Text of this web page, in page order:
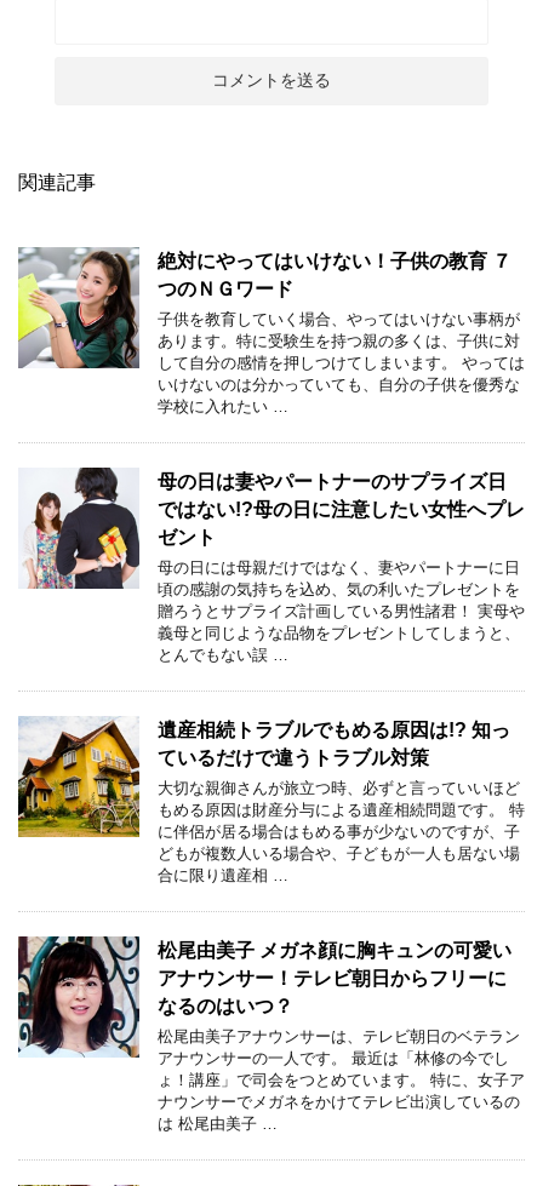
関連記事
絶対にやってはいけない！子供の教育 ７
つのＮＧワード
子供を教育していく場合、やってはいけない事柄が
あります。特に受験生を持つ親の多くは、子供に対
して自分の感情を押しつけてしまいます。 やっては
いけないのは分かっていても、自分の子供を優秀な
学校に入れたい …
母の日は妻やパートナーのサプライズ日
ではない!?母の日に注意したい女性へプレ
ゼント
母の日には母親だけではなく、妻やパートナーに日
頃の感謝の気持ちを込め、気の利いたプレゼントを
贈ろうとサプライズ計画している男性諸君！ 実母や
義母と同じような品物をプレゼントしてしまうと、
とんでもない誤 …
遺産相続トラブルでもめる原因は!? 知っ
ているだけで違うトラブル対策
大切な親御さんが旅立つ時、必ずと言っていいほど
もめる原因は財産分与による遺産相続問題です。 特
に伴侶が居る場合はもめる事が少ないのですが、子
どもが複数人いる場合や、子どもが一人も居ない場
合に限り遺産相 …
松尾由美子 メガネ顔に胸キュンの可愛い
アナウンサー！テレビ朝日からフリーに
なるのはいつ？
松尾由美子アナウンサーは、テレビ朝日のベテラン
アナウンサーの一人です。 最近は「林修の今でし
ょ！講座」で司会をつとめています。 特に、女子ア
ナウンサーでメガネをかけてテレビ出演しているの
は 松尾由美子 …